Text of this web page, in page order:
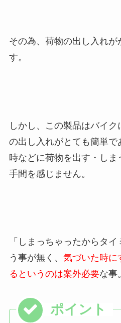
その為、荷物の出し入れ
す。
しかし、この製品はバイ
の出し入れがとても簡単で
時などに荷物を出す・し
手間を感じません。
「しまっちゃったからタ
う事が無く、 気づいた時に
るというのは案外必要な事。